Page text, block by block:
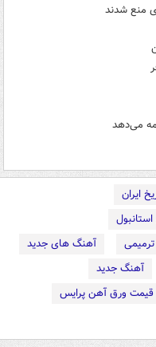
منع شدند
می‌دهد
ایران
آهنگ های جدید
آهنگ جدید
قیمت ورق آهن پرایس